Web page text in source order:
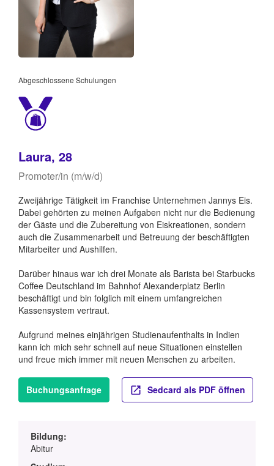
Abgeschlossene Schulungen
Laura, 28
Promoter/in (m/w/d)
Zweijährige Tätigkeit im Franchise Unternehmen Jannys Eis.
Dabei gehörten zu meinen Aufgaben nicht nur die Bedienung
der Gäste und die Zubereitung von Eiskreationen, sondern
auch die Zusammenarbeit und Betreuung der beschäftigten
Mitarbeiter und Aushilfen.
Darüber hinaus war ich drei Monate als Barista bei Starbucks
Coffee Deutschland im Bahnhof Alexanderplatz Berlin
beschäftigt und bin folglich mit einem umfangreichen
Kassensystem vertraut.
Aufgrund meines einjährigen Studienaufenthalts in Indien
kann ich mich sehr schnell auf neue Situationen einstellen
und freue mich immer mit neuen Menschen zu arbeiten.
Buchungsanfrage Sedcard als PDF öffnen
Bildung:
Abitur